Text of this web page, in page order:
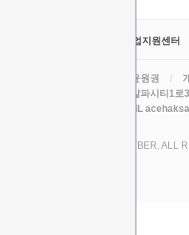
취업지원센터
대표 윤원권 /
주소 (본원) 대구광역시 수성구 알파시티1로
EMAIL
COPYRIGHT (C) 2017 LINE CYBER. ALL